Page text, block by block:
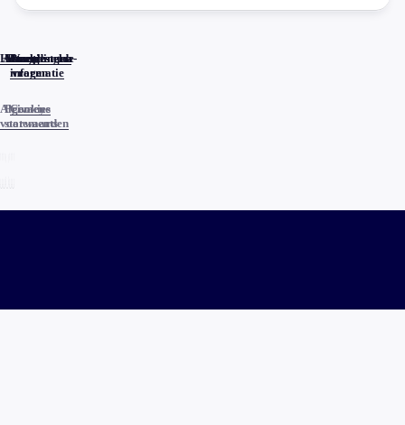
Home
Actueel
Uitzendingen
Reacties
Programma-
informatie
Veelgestelde
vragen
Algemene
voorwaarden
Privacy
statements
Cookies